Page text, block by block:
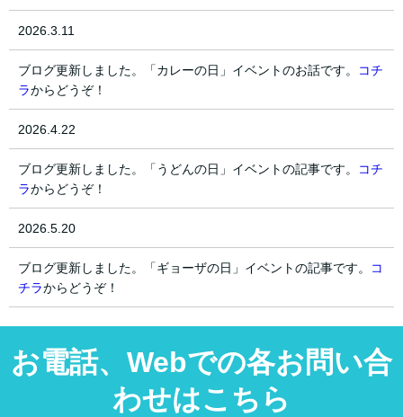
2026.3.11
ブログ更新しました。「カレーの日」イベントのお話です。
コチ
ラからどうぞ！
2026.4.22
ブログ更新しました。「うどんの日」イベントの記事です。
コチ
ラからどうぞ！
2026.5.20
ブログ更新しました。「ギョーザの日」イベントの記事です。
コ
チラからどうぞ！
お電話、Webでの各お問い合
わせはこちら